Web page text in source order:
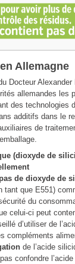
Allemagne
Docteur
allemandes les
des technologies
additifs dans le
de
(dioxyde de
de dioxyde de
tant que E551)
du
celui-ci peut
d’utiliser de
compléments
de l’acide
confondre